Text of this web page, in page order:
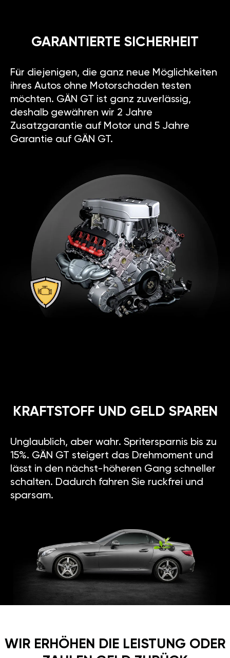
GARANTIERTE SICHERHEIT
Für diejenigen, die ganz neue Möglichkeiten
ihres Autos ohne Motorschaden testen
möchten. GÄN GT ist ganz zuverlässig,
deshalb gewähren wir 2 Jahre
Zusatzgarantie auf Motor und 5 Jahre
Garantie auf GÄN GT.
KRAFTSTOFF UND GELD SPAREN
Unglaublich, aber wahr. Spritersparnis bis zu
15%. GÄN GT steigert das Drehmoment und
lässt in den nächst-höheren Gang schneller
schalten. Dadurch fahren Sie ruckfrei und
sparsam.
WIR ERHÖHEN DIE LEISTUNG ODER